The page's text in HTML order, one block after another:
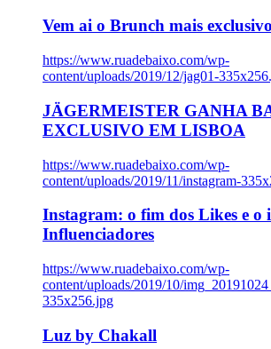
Vem ai o Brunch mais
https://www.ruadebaixo.com/wp-
content/uploads/2019/12/jag01-
JÄGERMEISTER GANHA
EXCLUSIVO EM LISBOA
https://www.ruadebaixo.com/wp-
content/uploads/2019/11/instagram-
Instagram: o fim dos Likes e o
Influenciadores
https://www.ruadebaixo.com/wp-
content/uploads/2019/10/
335x256.jpg
Luz by Chakall